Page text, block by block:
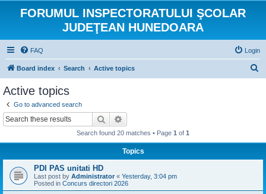
FORUMUL INSPECTORATULUI ŞCOLAR
JUDEŢEAN HUNEDOARA
FAQ Login
Board index Search Active topics
Active topics
Go to advanced search
Search
Search found 20 matches • Page 1 of 1
Topics
PDI PAS unitati HD
Last post by Administrator « Yesterday, 3:04 pm
Posted in Concurs directori 2026